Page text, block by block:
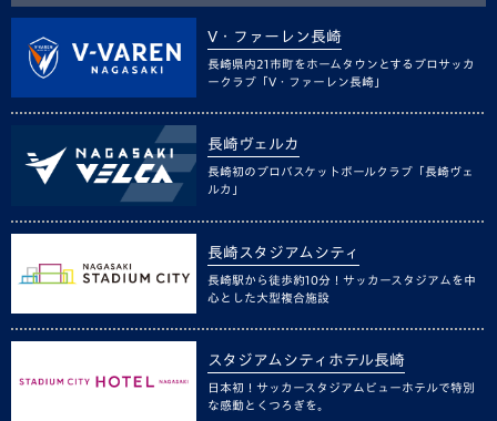
V・ファーレン長崎
長崎県内21市町をホームタウンとするプロサッカ
ークラブ「V・ファーレン長崎」
長崎ヴェルカ
長崎初のプロバスケットボールクラブ「長崎ヴェ
ルカ」
長崎スタジアムシティ
長崎駅から徒歩約10分！サッカースタジアムを中
心とした大型複合施設
スタジアムシティホテル長崎
日本初！サッカースタジアムビューホテルで特別
な感動とくつろぎを。